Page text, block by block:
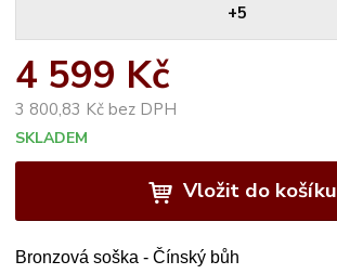
+5
4 599 Kč
3 800,83 Kč bez DPH
SKLADEM
Vložit do košíku
Bronzová soška - Čínský bůh